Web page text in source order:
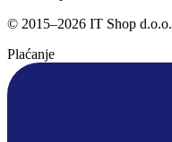
© 2015–2026 IT Shop d.o.o.
Plaćanje